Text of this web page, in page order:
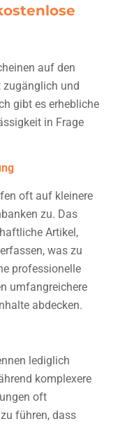
auf den
zugänglich und
gibt es erhebliche
in Frage
oft auf kleinere
zu. Das
Artikel,
was zu
professionelle
umfangreichere
abdecken.
lediglich
komplexere
oft
führen, dass